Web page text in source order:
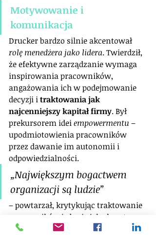
Motywowanie i
komunikacja
Drucker bardzo silnie akcentował
rolę menedżera jako lidera. Twierdził,
że efektywne zarządzanie wymaga
inspirowania pracowników,
angażowania ich w podejmowanie
decyzji i traktowania jak
najcenniejszy kapitał firmy. Był
prekursorem idei empowermentu –
upodmiotowienia pracowników
przez dawanie im autonomii i
odpowiedzialności.
„Największym bogactwem
organizacji są ludzie”
– powtarzał, krytykując traktowanie
pracowników jedynie jako kosztu.
Zalecał menedżerom bycie